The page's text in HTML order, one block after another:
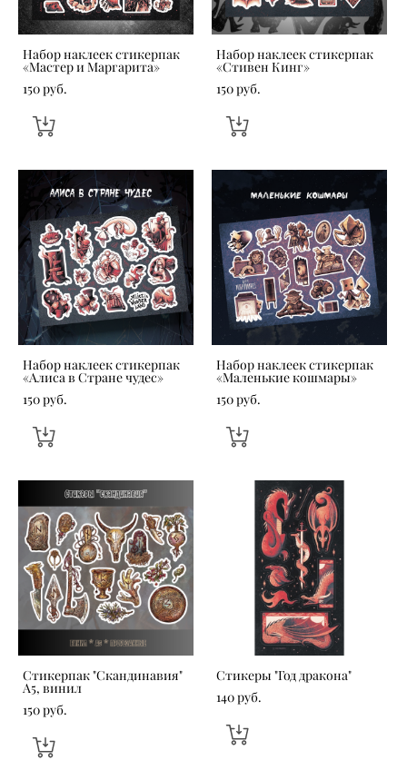
Набор наклеек стикерпак
«Мастер и Маргарита»
150 pуб.
Набор наклеек стикерпак
«Стивен Кинг»
150 pуб.
Набор наклеек стикерпак
«Алиса в Стране чудес»
150 pуб.
Набор наклеек стикерпак
«Маленькие кошмары»
150 pуб.
Стикерпак "Скандинавия"
А5, винил
150 pуб.
Стикеры "Год дракона"
140 pуб.